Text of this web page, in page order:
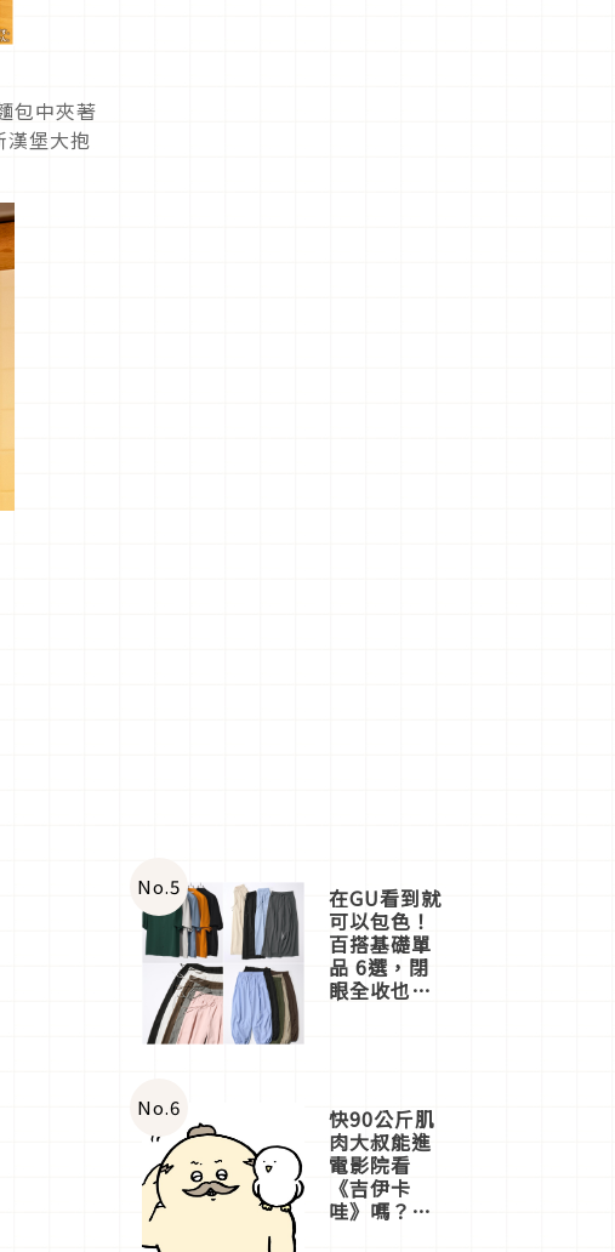
包中夾著
漢堡大抱
No.5 在GU看到就
可以包色！
百搭基礎單
品 6選，閉
眼全收也不
No.6 快90公斤肌
肉大叔能進
電影院看
《吉伊卡
哇》嗎？日